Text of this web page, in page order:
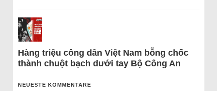
Hàng triệu công dân Việt Nam bỗng chốc
thành chuột bạch dưới tay Bộ Công An
NEUESTE KOMMENTARE